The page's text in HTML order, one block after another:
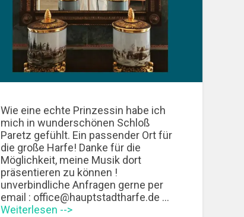
Wie eine echte Prinzessin habe ich
mich in wunderschönen Schloß
Paretz gefühlt. Ein passender Ort für
die große Harfe! Danke für die
Möglichkeit, meine Musik dort
präsentieren zu können !
unverbindliche Anfragen gerne per
email : office@hauptstadtharfe.de …
Weiterlesen -->